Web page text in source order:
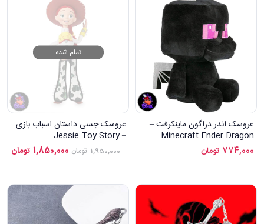
عروسک اندر دراگون ماینکرفت –
Minecraft Ender Dragon
Plush
774,000 تومان
تمام شده
عروسک جسی داستان اسباب بازی
– Jessie Toy Story
1,950,000 تومان 1,850,000 تومان